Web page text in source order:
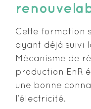
Cette formation
ayant déjà suivi
Mécanisme de
production EnR
une bonne
l’électricité.